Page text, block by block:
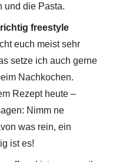
und die Pasta.
freestyle
euch meist sehr
setze ich auch gerne
Nachkochen.
Rezept heute –
Nimm ne
was rein, ein
ist es!